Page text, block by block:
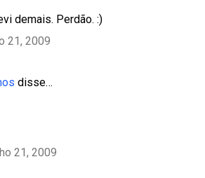
demais. Perdão. :)
21, 2009
disse…
21, 2009